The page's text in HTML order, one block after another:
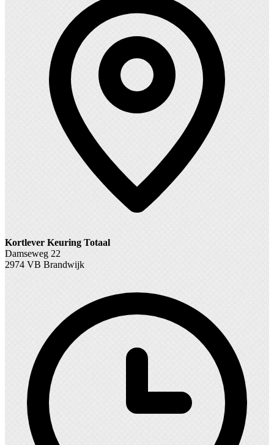
Kortlever Keuring Totaal
Damseweg 22
2974 VB Brandwijk